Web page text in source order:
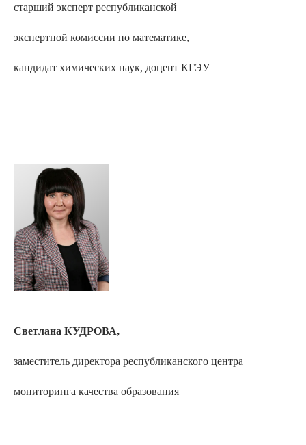
старший эксперт республиканской
экспертной комиссии по математике,
кандидат химических наук, доцент КГЭУ
Светлана КУДРОВА,
заместитель директора республиканского центра
мониторинга качества образования